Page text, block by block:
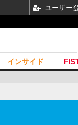
インサイド
ユーザー